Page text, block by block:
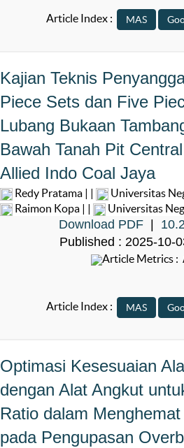
Article Index :
Kajian Teknis
Piece Sets dan Five
Lubang Bukaan
Bawah Tanah Pit
Allied Indo Coal Jaya
Redy Pratama | | Universitas
Raimon Kopa | |
Universitas
Download PDF
Published : 2025-
Article Metrics :
Article Index :
Optimasi Kesesuaian
dengan Alat Angkut
Ratio dalam
pada Pengupasan